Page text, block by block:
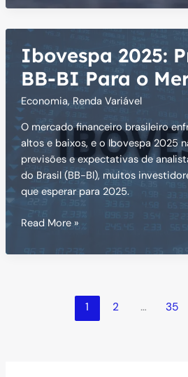
2025:
Investimentos
Ibovespa 2025:
BB-BI Para o
Economia, Renda Variável
O mercado financeiro brasileiro
altos e baixos, e o Ibovespa 2025
previsões e expectativas de
do Brasil (BB-BI), muitos
que esperar para 2025.
Ibovespa
Projeção
Read More »
1 2 … 35